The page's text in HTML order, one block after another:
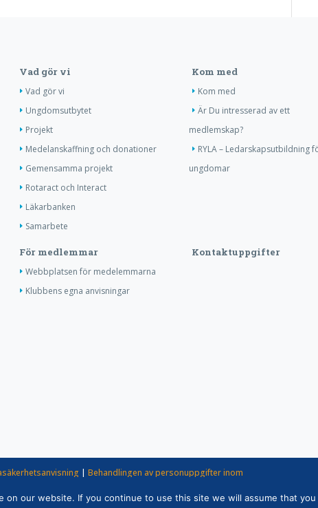
Vad gör vi
Vad gör vi
Ungdomsutbytet
Projekt
Medelanskaffning och donationer
Gemensamma projekt
Rotaract och Interact
Läkarbanken
Samarbete
Kom med
Kom med
Är Du intresserad av ett
medlemskap?
RYLA – Ledarskapsutbildning
ungdomar
För medlemmar
Webbplatsen för medelemmarna
Klubbens egna anvisningar
Kontaktuppgifter
|Behandlingen av personuppgifter inom
our website. If you continue to use this site we will assume that